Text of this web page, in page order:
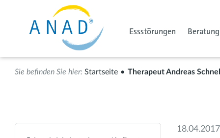
Essstörungen Beratung
Startseite Therapeut Andreas
18.04.2017